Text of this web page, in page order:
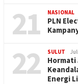
21 NASIONAL
PLN
22 SULUT
Hormati
Energi